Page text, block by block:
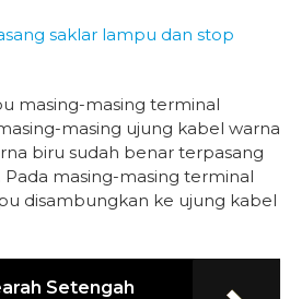
saklar lampu dan stop
masing-masing terminal
masing ujung kabel warna
biru sudah benar terpasang
masing-masing terminal
disambungkan ke ujung kabel
Setengah